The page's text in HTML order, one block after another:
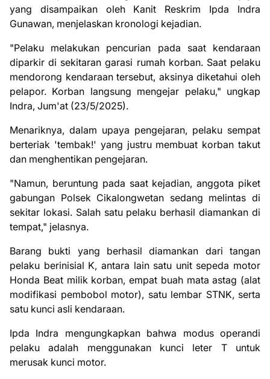
yang disampaikan oleh Kanit Reskrim Ipda Indra
Gunawan, menjelaskan kronologi kejadian.
"Pelaku melakukan pencurian pada saat kendaraan
diparkir di sekitaran garasi rumah korban. Saat pelaku
mendorong kendaraan tersebut, aksinya diketahui oleh
pelapor. Korban langsung mengejar pelaku," ungkap
Indra, Jum'at (23/5/2025).
Menariknya, dalam upaya pengejaran, pelaku sempat
berteriak 'tembak!' yang justru membuat korban takut
dan menghentikan pengejaran.
"Namun, beruntung pada saat kejadian, anggota piket
gabungan Polsek Cikalongwetan sedang melintas di
sekitar lokasi. Salah satu pelaku berhasil diamankan di
tempat," jelasnya.
Barang bukti yang berhasil diamankan dari tangan
pelaku berinisial K, antara lain satu unit sepeda motor
Honda Beat milik korban, empat buah mata astag (alat
modifikasi pembobol motor), satu lembar STNK, serta
satu kunci asli kendaraan.
Ipda Indra mengungkapkan bahwa modus operandi
pelaku adalah menggunakan kunci leter T untuk
merusak kunci motor.